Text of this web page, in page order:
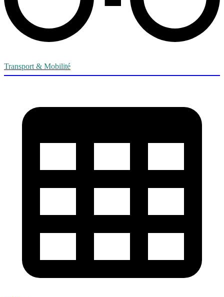
Transport & Mobilité